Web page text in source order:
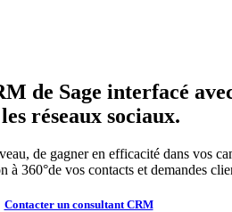
de Sage interfacé
réseaux sociaux.
de gagner en efficacité dans vos
360°de vos contacts et demandes
Contacter un consultant CRM